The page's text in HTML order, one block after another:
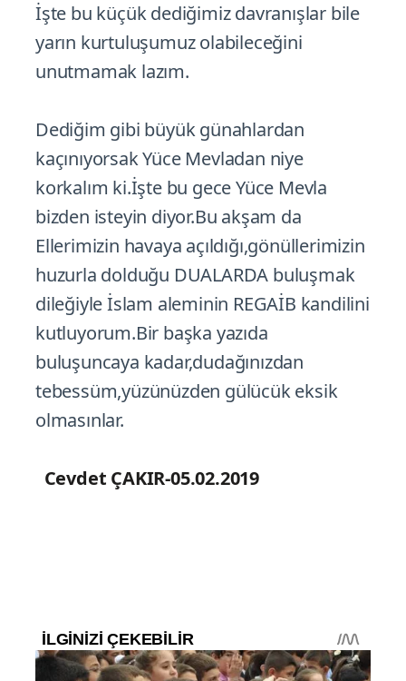
İşte bu küçük dediğimiz davranışlar bile
yarın kurtuluşumuz olabileceğini
unutmamak lazım.
Dediğim gibi büyük günahlardan
kaçınıyorsak Yüce Mevladan niye
korkalım ki.İşte bu gece Yüce Mevla
bizden isteyin diyor.Bu akşam da
Ellerimizin havaya açıldığı,gönüllerimizin
huzurla dolduğu DUALARDA buluşmak
dileğiyle İslam aleminin REGAİB kandilini
kutluyorum.Bir başka yazıda
buluşuncaya kadar,dudağınızdan
tebessüm,yüzünüzden gülücük eksik
olmasınlar.
Cevdet ÇAKIR-05.02.2019